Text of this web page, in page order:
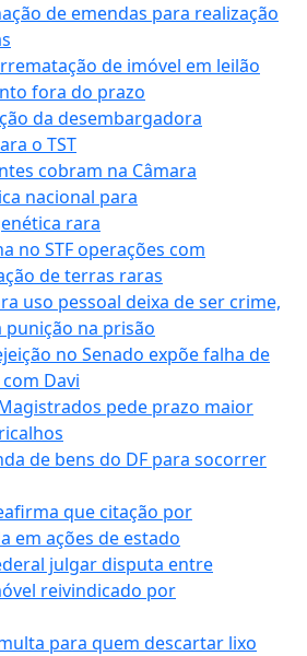
de emendas para realização
de imóvel em leilão
fora do prazo
da desembargadora
o TST
cobram na Câmara
nacional para
rara
no STF operações com
de terras raras
uso pessoal deixa de ser crime,
punição na prisão
no Senado expõe falha de
Davi
pede prazo maior
de bens do DF para socorrer
que citação por
em ações de estado
julgar disputa entre
reivindicado por
para quem descartar lixo